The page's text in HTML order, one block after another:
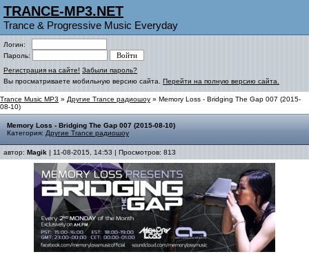
TRANCE-MP3.NET
Trance & Progressive Music Everyday
Логин:
Пароль:
Регистрация на сайте! Забыли пароль?
Вы просматриваете мобильную версию сайта. Перейти на полную версию сайта.
Trance Music MP3 » Другие Trance радиошоу » Memory Loss - Bridging The Gap 007 (2015-
08-10)
Memory Loss - Bridging The Gap 007 (2015-08-10)
Категория: Другие Trance радиошоу
автор: Magik | 11-08-2015, 14:53 | Просмотров: 813